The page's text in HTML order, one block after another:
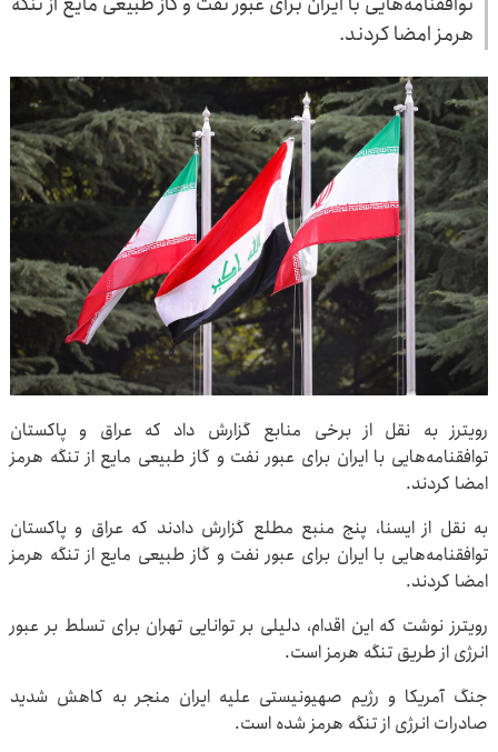
هرمز امضا کردند.
رویترز به نقل از برخی منابع گزارش داد که عراق و پاکستان
توافقنامه‌هایی با ایران برای عبور نفت و گاز طبیعی مایع از تنگه هرمز
امضا کردند.
به نقل از ایسنا، پنج منبع مطلع گزارش دادند که عراق و پاکستان
توافقنامه‌هایی با ایران برای عبور نفت و گاز طبیعی مایع از تنگه هرمز
امضا کردند.
رویترز نوشت که این اقدام، دلیلی بر توانایی تهران برای تسلط بر عبور
انرژی از طریق تنگه هرمز است.
جنگ آمریکا و رژیم صهیونیستی علیه ایران منجر به کاهش شدید
صادرات انرژی از تنگه هرمز شده است.